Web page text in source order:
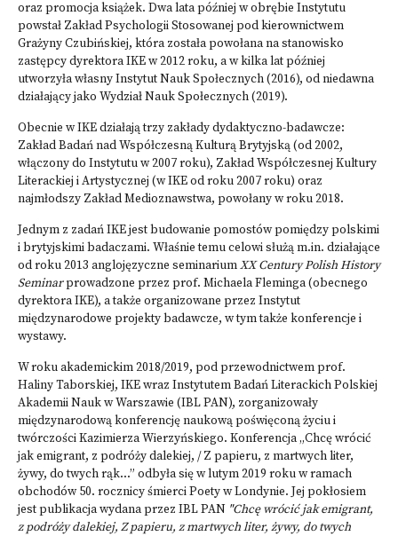
oraz promocja książek. Dwa lata później w obrębie Instytutu
powstał Zakład Psychologii Stosowanej pod kierownictwem
Grażyny Czubińskiej, która została powołana na stanowisko
zastępcy dyrektora IKE w 2012 roku, a w kilka lat później
utworzyła własny Instytut Nauk Społecznych (2016), od niedawna
działający jako Wydział Nauk Społecznych (2019).
Obecnie w IKE działają trzy zakłady dydaktyczno-badawcze:
Zakład Badań nad Współczesną Kulturą Brytyjską (od 2002,
włączony do Instytutu w 2007 roku), Zakład Współczesnej Kultury
Literackiej i Artystycznej (w IKE od roku 2007 roku) oraz
najmłodszy Zakład Medioznawstwa, powołany w roku 2018.
Jednym z zadań IKE jest budowanie pomostów pomiędzy polskimi
i brytyjskimi badaczami. Właśnie temu celowi służą m.in. działające
od roku 2013 anglojęzyczne seminariumXX Century Polish History
Seminarprowadzone przez prof. Michaela Fleminga (obecnego
dyrektora IKE), a także organizowane przez Instytut
międzynarodowe projekty badawcze, w tym także konferencje i
wystawy.
W roku akademickim 2018/2019, pod przewodnictwem prof.
Haliny Taborskiej, IKE wraz Instytutem Badań Literackich Polskiej
Akademii Nauk w Warszawie (IBL PAN), zorganizowały
międzynarodową konferencję naukową poświęconą życiu i
twórczości Kazimierza Wierzyńskiego. Konferencja „Chcę wrócić
jak emigrant, z podróży dalekiej, / Z papieru, z martwych liter,
żywy, do twych rąk...” odbyła się w lutym 2019 roku w ramach
obchodów 50. rocznicy śmierci Poety w Londynie. Jej pokłosiem
jest publikacja wydana przez IBL PAN "Chcę wrócić jak emigrant,
z podróży dalekiej, Z papieru, z martwych liter, żywy, do twych